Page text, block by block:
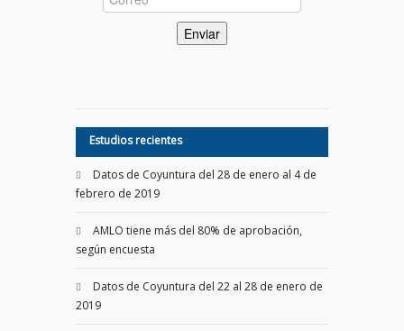
Estudios recientes
Datos de Coyuntura del 28 de enero al 4 de
febrero de 2019
AMLO tiene más del 80% de aprobación,
según encuesta
Datos de Coyuntura del 22 al 28 de enero de
2019